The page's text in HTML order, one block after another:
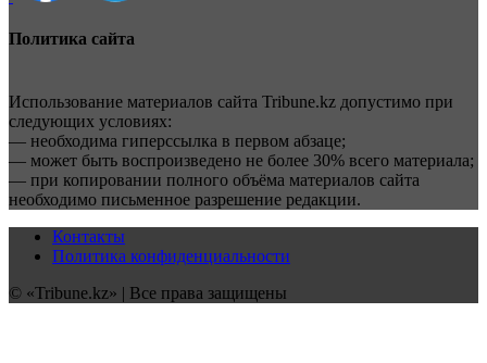
Политика сайта
Использование материалов сайта Tribune.kz допустимо при
следующих условиях:
— необходима гиперссылка в первом абзаце;
— может быть воспроизведено не более 30% всего материала;
— при копировании полного объёма материалов сайта
необходимо письменное разрешение редакции.
Контакты
Политика конфиденциальности
© «Tribune.kz» | Все права защищены